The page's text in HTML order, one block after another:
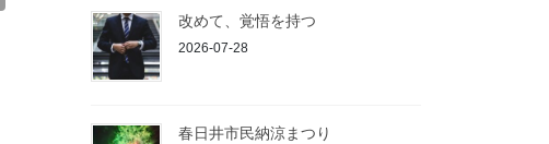
改めて、覚悟を持つ
2026-07-28
春日井市民納涼まつり